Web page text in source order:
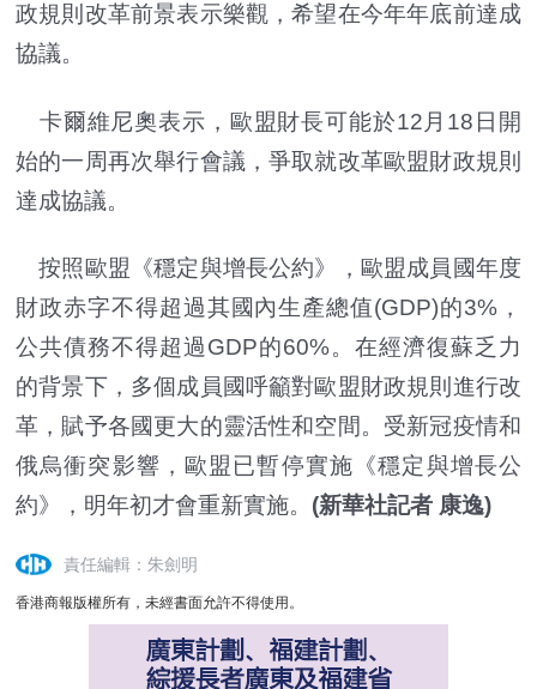
政規則改革前景表示樂觀，希望在今年年底前達成
協議。
卡爾維尼奧表示，歐盟財長可能於12月18日開
始的一周再次舉行會議，爭取就改革歐盟財政規則
達成協議。
按照歐盟《穩定與增長公約》，歐盟成員國年度
財政赤字不得超過其國內生產總值(GDP)的3%，
公共債務不得超過GDP的60%。在經濟復蘇乏力
的背景下，多個成員國呼籲對歐盟財政規則進行改
革，賦予各國更大的靈活性和空間。受新冠疫情和
俄烏衝突影響，歐盟已暫停實施《穩定與增長公
約》，明年初才會重新實施。 (新華社記者 康逸)
責任編輯：朱劍明
香港商報版權所有，未經書面允許不得使用。